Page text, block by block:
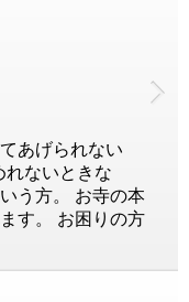
あげられない
れないときな
う方。 お寺の本
す。 お困りの方